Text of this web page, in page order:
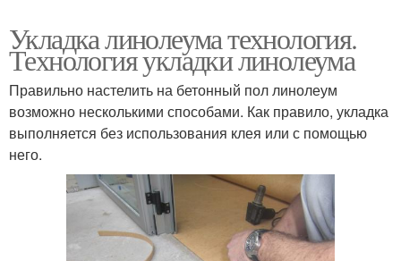
Укладка линолеума технология.
Технология укладки линолеума
Правильно настелить на бетонный пол линолеум
возможно несколькими способами. Как правило, укладка
выполняется без использования клея или с помощью
него.